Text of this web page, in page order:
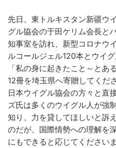
先日、東トルキスタン新疆ウ
グル協会の于田ケリム会長と
知事室を訪れ、新型コロナウ
ルコールジェル120本とウイ
「私の身に起きたこと～とあ
12冊を埼玉県へ寄贈してくだ
日本ウイグル協会の方々と直
ズ氏は多くのウイグル人が強
知り、力を貸してほしいと訴
のだが、国際情勢への理解を
にもできると応じてくださいま